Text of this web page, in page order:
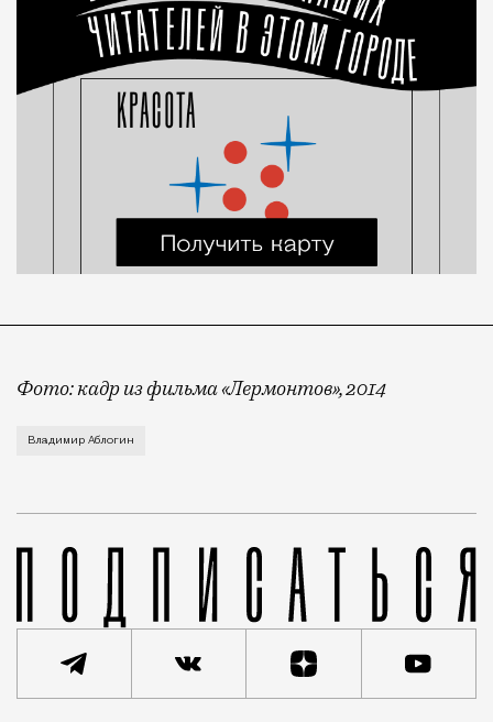
Фото: кадр из фильма «Лермонтов», 2014
Путь от литературной классики до уголовной
Владимир Аблогин